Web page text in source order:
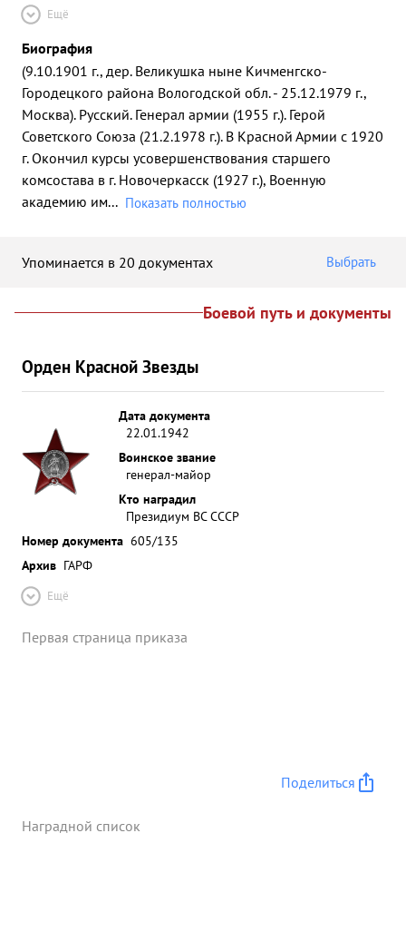
Ещё
Биография
(9.10.1901 г., дер. Великушка ныне Кичменгско-
Городецкого района Вологодской обл. - 25.12.1979 г.,
Москва). Русский. Генерал армии (1955 г.). Герой
Советского Союза (21.2.1978 г.). В Красной Армии с 1920
г. Окончил курсы усовершенствования старшего
комсостава в г. Новочеркасск (1927 г.), Военную
академию им... Показать полностью
Упоминается в 20 документах Выбрать
Боевой путь и документы
Орден Красной Звезды
Дата документа
22.01.1942
Воинское звание
генерал-майор
Кто наградил
Президиум ВС СССР
Номер документа 605/135
Архив ГАРФ
Ещё
Первая страница приказа
Поделиться
Наградной список